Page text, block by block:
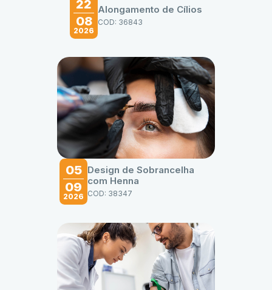
22
08
2026
Alongamento de Cílios
COD: 36843
05
09
2026
Design de Sobrancelha
com Henna
COD: 38347